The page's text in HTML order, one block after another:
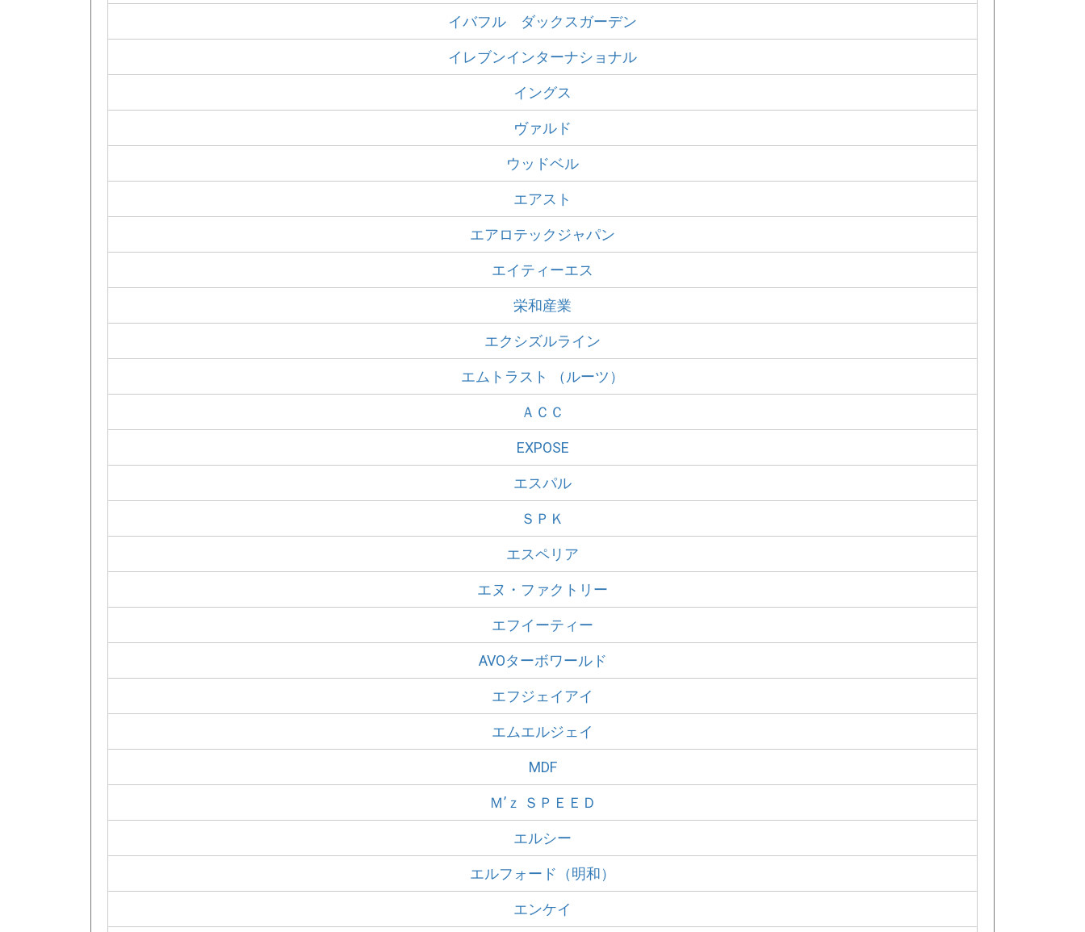
イバフル ダックスガーデン
イレブンインターナショナル
イングス
ヴァルド
ウッドベル
エアスト
エアロテックジャパン
エイティーエス
栄和産業
エクシズルライン
エムトラスト （ルーツ）
ＡＣＣ
EXPOSE
エスパル
ＳＰＫ
エスペリア
エヌ・ファクトリー
エフイーティー
AVOターボワールド
エフジェイアイ
エムエルジェイ
MDF
Ｍ’ｚ ＳＰＥＥＤ
エルシー
エルフォード（明和）
エンケイ